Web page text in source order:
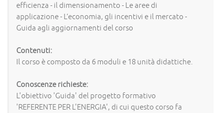
efficienza - il dimensionamento - Le aree di
applicazione - L’economia, gli incentivi e il mercato -
Guida agli aggiornamenti del corso
Contenuti:
Il corso è composto da 6 moduli e 18 unità didattiche.
Conoscenze richieste:
L'obiettivo 'Guida' del progetto formativo
'REFERENTE PER L'ENERGIA', di cui questo corso fa